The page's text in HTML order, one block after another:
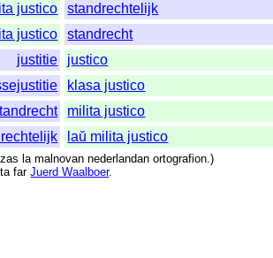
justico
standrechtelijk
justico
standrecht
justitie
justico
klasa justico
milita justico
laŭ milita justico
la malnovan nederlandan ortografion.)
far Juerd Waalboer.